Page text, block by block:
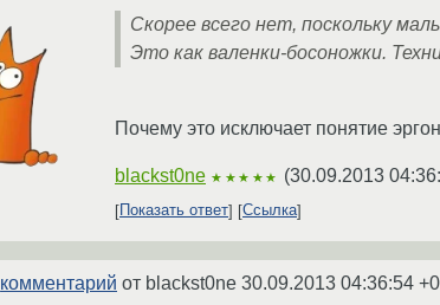
Скорее всего нет, поскольку
Это как валенки-босоножки.
Почему это исключает понятие
blackst0ne ★★★★★ (30.09.2013
Показать ответ
Ссылка
комментарий от blackst0ne 30.09.2013 04:36:54